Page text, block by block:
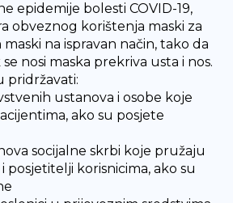
epidemije bolesti COVID-19,
obveznog korištenja maski za
maski na ispravan način, tako da
nosi maska prekriva usta i nos.
pridržavati:
ustanova i osobe koje
ako su posjete
socijalne skrbi koje pružaju
posjetitelji korisnicima, ako su